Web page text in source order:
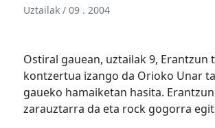
Uztailak / 09 . 2004
Ostiral gauean, uztailak 9, Erantzun
kontzertua izango da Orioko Unar
gaueko hamaiketan hasita.
zarauztarra da eta rock gogorra